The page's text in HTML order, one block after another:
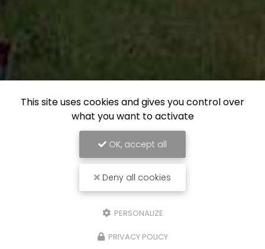
This site uses cookies and gives you control over
what you want to activate
OK, accept all
Deny all cookies
PERSONALIZE
PRIVACY POLICY